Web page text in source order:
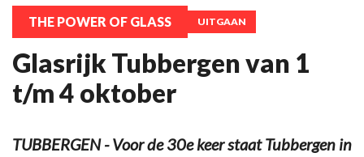
THE POWER OF GLASS UITGAAN
Glasrijk Tubbergen van 1
t/m 4 oktober
TUBBERGEN - Voor de 30e keer staat Tubbergen in